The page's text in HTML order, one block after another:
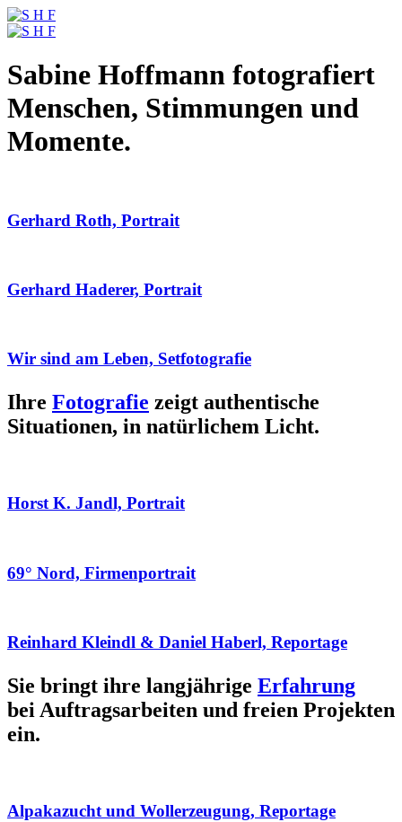
Sabine Hoffmann fotografiert
Menschen, Stimmungen und
Momente.
Gerhard Roth, Portrait
Gerhard Haderer, Portrait
Wir sind am Leben, Setfotografie
Ihre Fotografie zeigt authentische
Situationen, in natürlichem Licht.
Horst K. Jandl, Portrait
69° Nord, Firmenportrait
Reinhard Kleindl & Daniel Haberl, Reportage
Sie bringt ihre langjährige Erfahrung
bei Auftragsarbeiten und freien Projekten
ein.
Alpakazucht und Wollerzeugung, Reportage